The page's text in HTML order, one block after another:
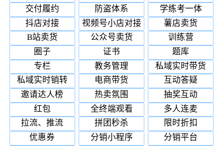
交付履约
防盗体系
学练考一体
抖店对接
视频号小店对接
薯店卖货
B站卖货
公众号卖货
训练营
圈子
证书
题库
专栏
教务管理
私域实时带货
私域实时销转
电商带货
互动答疑
邀请达人榜
热卖氛围
抽奖互动
红包
全终端观看
多人连麦
拉流、推流
拼团秒杀
限时折扣
优惠券
分销小程序
分销平台